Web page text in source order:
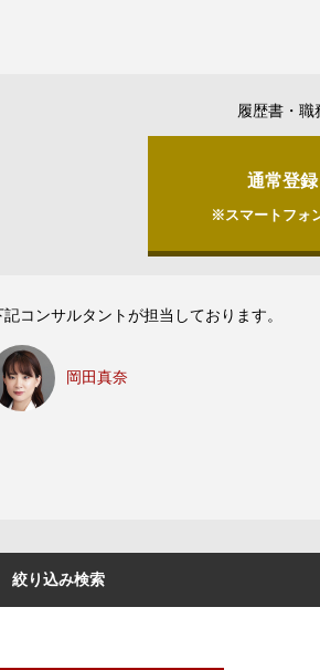
履歴書・職
通常登
※スマートフォ
コンサルタントが担当しております。
岡田真奈
絞り込み検索